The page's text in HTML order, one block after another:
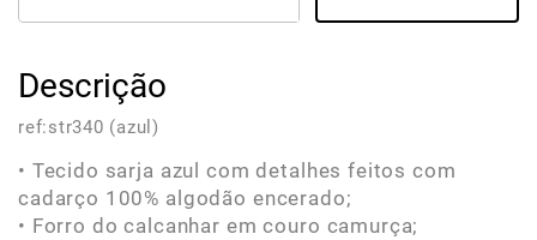
Descrição
ref:str340 (azul)
• Tecido sarja azul com detalhes feitos com
cadarço 100% algodão encerado;
• Forro do calcanhar em couro camurça;